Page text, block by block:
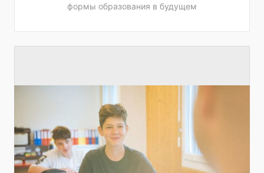
формы образования в будущем